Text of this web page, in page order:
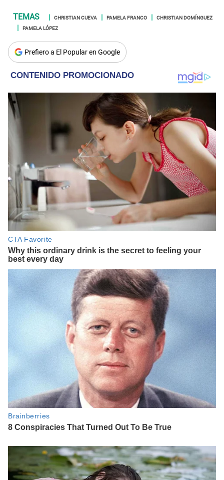
CHRISTIAN CUEVA PAMELA FRANCO
CHRISTIAN DOMÍNGUEZ
PAMELA LÓPEZ
Prefiero a El Popular en Google